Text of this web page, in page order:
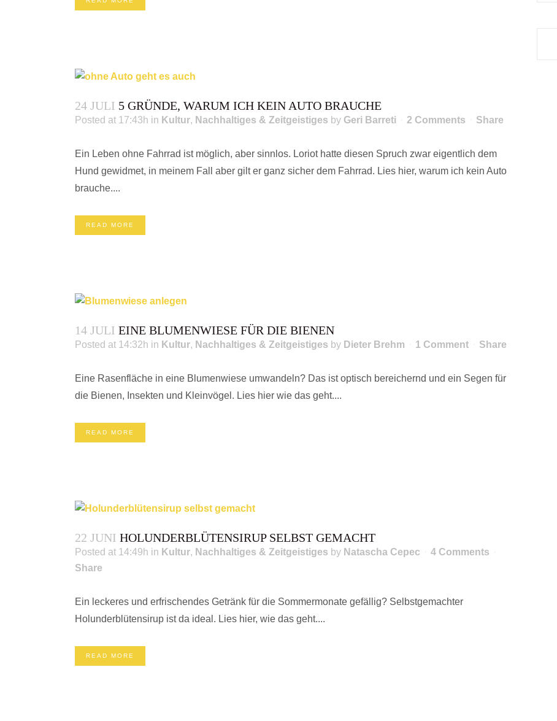
24 JULI 5 GRÜNDE, WARUM ICH KEIN AUTO BRAUCHE
Posted at 17:43h in Kultur, Nachhaltiges & Zeitgeistiges by Geri Barreti 2 Comments Share
Ein Leben ohne Fahrrad ist möglich, aber sinnlos. Loriot hatte diesen Spruch zwar eigentlich dem
Hund gewidmet, in meinem Fall aber gilt er ganz sicher dem Fahrrad. Lies hier, warum ich kein Auto
brauche....
READ MORE
14 JULI EINE BLUMENWIESE FÜR DIE BIENEN
Posted at 14:32h in Kultur, Nachhaltiges & Zeitgeistiges by Dieter Brehm 1 Comment Share
Eine Rasenfläche in eine Blumenwiese umwandeln? Das ist optisch bereichernd und ein Segen für
die Bienen, Insekten und Kleinvögel. Lies hier wie das geht....
READ MORE
22 JUNI HOLUNDERBLÜTENSIRUP SELBST GEMACHT
Posted at 14:49h in Kultur, Nachhaltiges & Zeitgeistiges by Natascha Cepec
4 Comments
Share
Ein leckeres und erfrischendes Getränk für die Sommermonate gefällig? Selbstgemachter
Holunderblütensirup ist da ideal. Lies hier, wie das geht....
READ MORE